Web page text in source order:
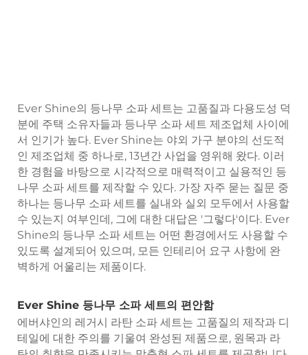
Ever Shine의 등나무 소파 세트는 고품질과 다용도성 덕
분에 주택 소유자들과 등나무 소파 세트 제조업체 사이에
서 인기가 높다. Ever Shine는 야외 가구 분야의 선도적
인 제조업체 중 하나로, 13년간 사업을 영위해 왔다. 이러
한 경험을 바탕으로 시각적으로 매력적이고 실용적인 등
나무 소파 세트를 제작할 수 있다. 가장 자주 묻는 질문 중
하나는 등나무 소파 세트를 실내와 실외 모두에서 사용할
수 있는지 여부인데, 그에 대한 대답은 '그렇다'이다. Ever
Shine의 등나무 소파 세트는 어떤 환경에서도 사용할 수
있도록 설계되어 있으며, 모든 인테리어 요구 사항에 완
벽하게 어울리는 제품이다.
Ever Shine 등나무 소파 세트의 편안함
에버샤인의 레거시 라탄 소파 세트는 고품질의 제작과 디
테일에 대한 주의를 기울여 완성된 제품으로, 원목과 라